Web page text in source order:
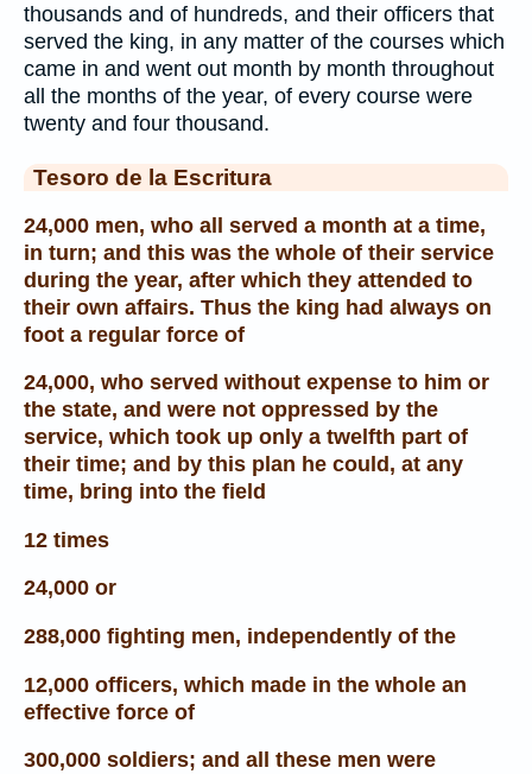
thousands and of hundreds, and their officers that
served the king, in any matter of the courses which
came in and went out month by month throughout
all the months of the year, of every course were
twenty and four thousand.
Tesoro de la Escritura
24,000 men, who all served a month at a time,
in turn; and this was the whole of their service
during the year, after which they attended to
their own affairs. Thus the king had always on
foot a regular force of
24,000, who served without expense to him or
the state, and were not oppressed by the
service, which took up only a twelfth part of
their time; and by this plan he could, at any
time, bring into the field
12 times
24,000 or
288,000 fighting men, independently of the
12,000 officers, which made in the whole an
effective force of
300,000 soldiers; and all these men were